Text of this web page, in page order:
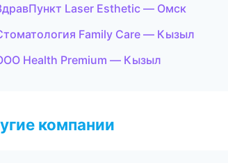
Laser Esthetic — Омск
Family Care — Кызыл
Health Premium — Кызыл
компании